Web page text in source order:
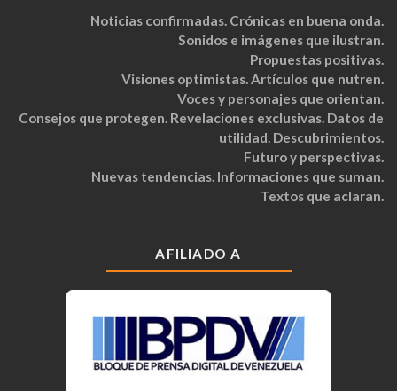
Noticias confirmadas. Crónicas en buena onda.
Sonidos e imágenes que ilustran.
Propuestas positivas.
Visiones optimistas. Artículos que nutren.
Voces y personajes que orientan.
Consejos que protegen. Revelaciones exclusivas. Datos de
utilidad. Descubrimientos.
Futuro y perspectivas.
Nuevas tendencias. Informaciones que suman.
Textos que aclaran.
AFILIADO A